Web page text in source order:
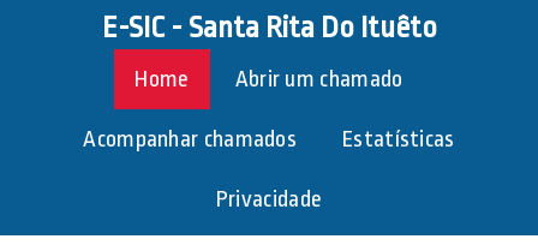
E-SIC - Santa Rita Do Ituêto
Home Abrir um chamado
Acompanhar chamados Estatísticas
Privacidade